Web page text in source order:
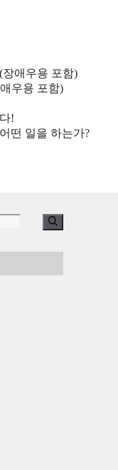
애우용 포함)
우용 포함)
!
떤 일을 하는가?